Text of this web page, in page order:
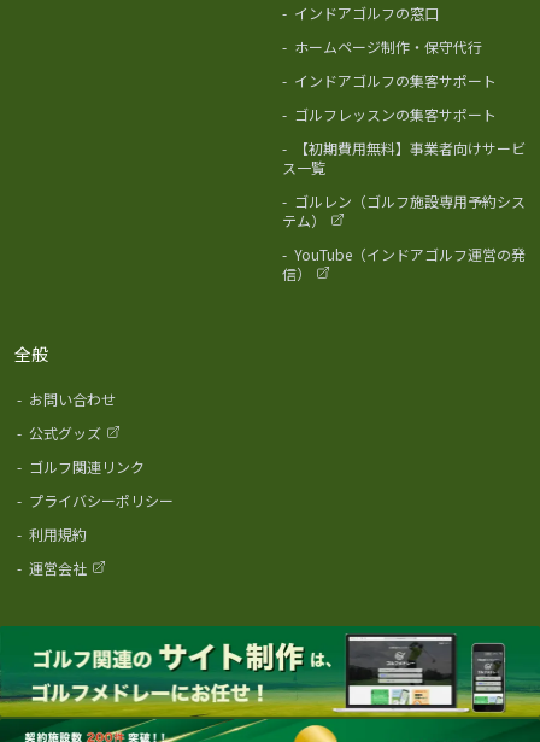
- インドアゴルフの窓口
- ホームページ制作・保守代行
- インドアゴルフの集客サポート
- ゴルフレッスンの集客サポート
-
【初期費用無料】事業者向けサービ
ス一覧
- ゴルレン（ゴルフ施設専用予約シス
テム）
- YouTube（インドアゴルフ運営の発
信）
全般
- お問い合わせ
- 公式グッズ
- ゴルフ関連リンク
- プライバシーポリシー
- 利用規約
- 運営会社